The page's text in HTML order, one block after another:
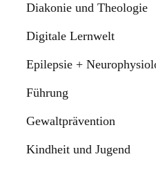
Diakonie und Theologie
Digitale Lernwelt
Epilepsie +
Führung
Gewaltprävention
Kindheit und Jugend